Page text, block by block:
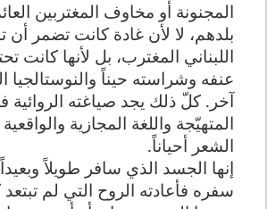
المجنونة أو مخاوف المغتربين
بلدهم، لا لأن غادة كانت تضمر أن
اللبناني المغترب، بل لأنها كانت
عنفه وشراسته حيناً والنوستالجيا
آخر. كلّ ذلك يجد صياغته الروائية
المتهيّجة واللغة المجازية
الشعر أحياناً.
إنها الجسد الذي سافر طويلاً
سفره فأعادته الروح التي لم